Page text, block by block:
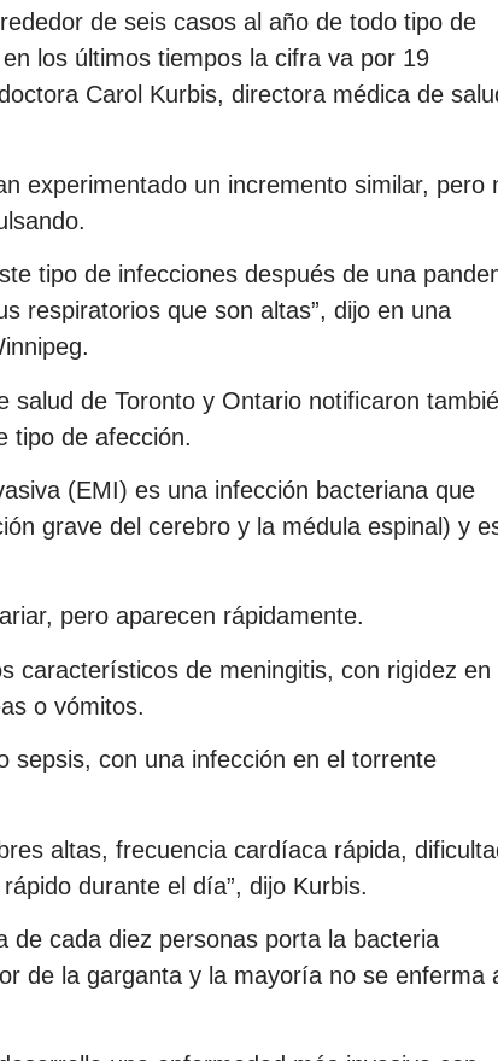
de seis casos al año de todo tipo de
los últimos tiempos la cifra va por 19
Carol Kurbis, directora médica de
experimentado un incremento similar, pero
tipo de infecciones después de una
respiratorios que son altas”, dijo en una
salud de Toronto y Ontario notificaron
tipo de afección.
(EMI) es una infección bacteriana que
grave del cerebro y la médula espinal) y
pero aparecen rápidamente.
característicos de meningitis, con rigidez en
o vómitos.
sepsis, con una infección en el torrente
altas, frecuencia cardíaca rápida,
durante el día”, dijo Kurbis.
de cada diez personas porta la bacteria
de la garganta y la mayoría no se enferma